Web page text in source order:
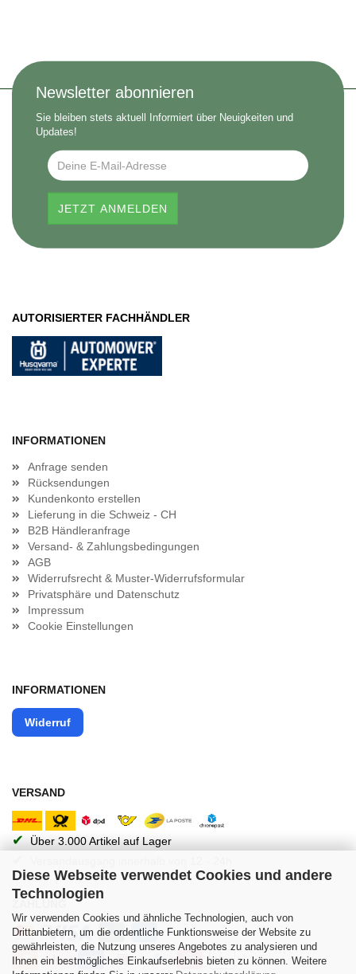
Diese Webseite verwendet Cookies und andere
Technologien
Wir verwenden Cookies und ähnliche Technologien, auch von
Drittanbietern, um die ordentliche Funktionsweise der Website zu
gewährleisten, die Nutzung unseres Angebotes zu analysieren und
Ihnen ein bestmögliches Einkaufserlebnis bieten zu können. Weitere
Newsletter abonnieren
Sie bleiben stets aktuell Informiert über Neuigkeiten und
Updates!
AUTORISIERTER FACHHÄNDLER
INFORMATIONEN
Anfrage senden
Rücksendungen
Kundenkonto erstellen
Lieferung in die Schweiz - CH
B2B Händleranfrage
Versand- & Zahlungsbedingungen
AGB
Widerrufsrecht & Muster-Widerrufsformular
Privatsphäre und Datenschutz
Impressum
Cookie Einstellungen
INFORMATIONEN
Widerruf
VERSAND
✔ Über 3.000 Artikel auf Lager